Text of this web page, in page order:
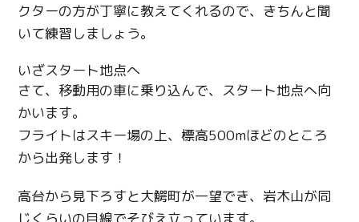
クターの方が丁寧に教えてくれるので、きちんと聞
いて練習しましょう。
いざスタート地点へ
さて、移動用の車に乗り込んで、スタート地点へ向
かいます。
フライトはスキー場の上、標高500mほどのところ
から出発します！
高台から見下ろすと大鰐町が一望でき、岩木山が同
じくらいの目線でそびえ立っています。